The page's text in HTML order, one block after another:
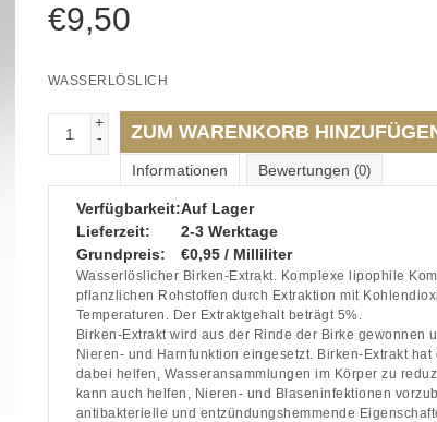
€9,50
WASSERLÖSLICH
+
-
ZUM WARENKORB
Informationen Bewertungen (0)
Verfügbarkeit:Auf Lager
Lieferzeit:
2-3 Werktage
Grundpreis:
€0,95 / Milliliter
Wasserlöslicher Birken-Extrakt. Komplexe lipophile
pflanzlichen Rohstoffen durch Extraktion mit
Temperaturen. Der Extraktgehalt beträgt 5%.
Birken-Extrakt wird aus der Rinde der Birke gewonnen
Nieren- und Harnfunktion eingesetzt. Birken-Extrakt
dabei helfen, Wasseransammlungen im Körper zu
kann auch helfen, Nieren- und Blaseninfektionen
antibakterielle und entzündungshemmende